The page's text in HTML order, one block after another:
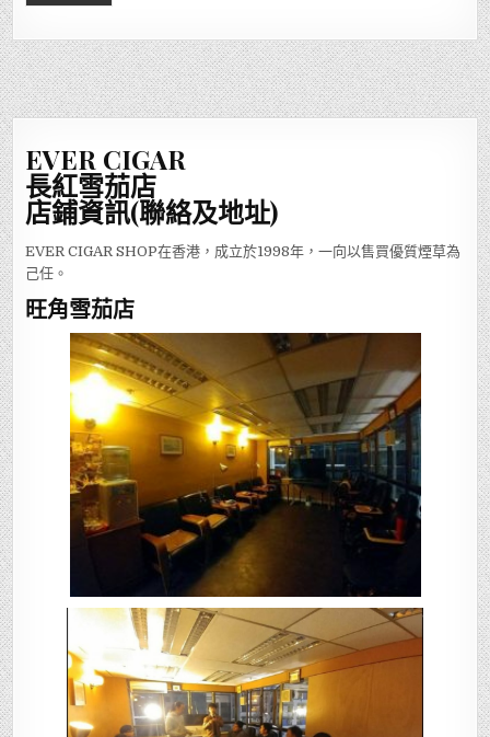
EVER CIGAR
長紅雪茄店
店鋪資訊(聯絡及地址)
EVER CIGAR SHOP在香港，成立於1998年，一向以售買優質煙草為
己任。
旺角雪茄店